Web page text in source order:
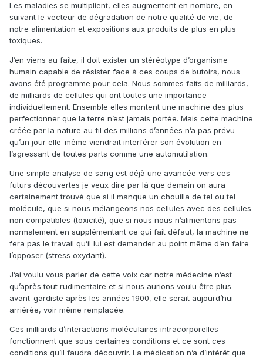
Les maladies se multiplient, elles augmentent en nombre, en
suivant le vecteur de dégradation de notre qualité de vie, de
notre alimentation et expositions aux produits de plus en plus
toxiques.
J’en viens au faite, il doit exister un stéréotype d’organisme
humain capable de résister face à ces coups de butoirs, nous
avons été programme pour cela. Nous sommes faits de milliards,
de milliards de cellules qui ont toutes une importance
individuellement. Ensemble elles montent une machine des plus
perfectionner que la terre n’est jamais portée. Mais cette machine
créée par la nature au fil des millions d’années n’a pas prévu
qu’un jour elle-même viendrait interférer son évolution en
l’agressant de toutes parts comme une automutilation.
Une simple analyse de sang est déjà une avancée vers ces
futurs découvertes je veux dire par là que demain on aura
certainement trouvé que si il manque un chouilla de tel ou tel
molécule, que si nous mélangeons nos cellules avec des cellules
non compatibles (toxicité), que si nous nous n’alimentons pas
normalement en supplémentant ce qui fait défaut, la machine ne
fera pas le travail qu’il lui est demander au point même d’en faire
l’opposer (stress oxydant).
J’ai voulu vous parler de cette voix car notre médecine n’est
qu’après tout rudimentaire et si nous aurions voulu être plus
avant-gardiste après les années 1900, elle serait aujourd’hui
arriérée, voir même remplacée.
Ces milliards d’interactions moléculaires intracorporelles
fonctionnent que sous certaines conditions et ce sont ces
conditions qu’il faudra découvrir. La médication n’a d’intérêt que